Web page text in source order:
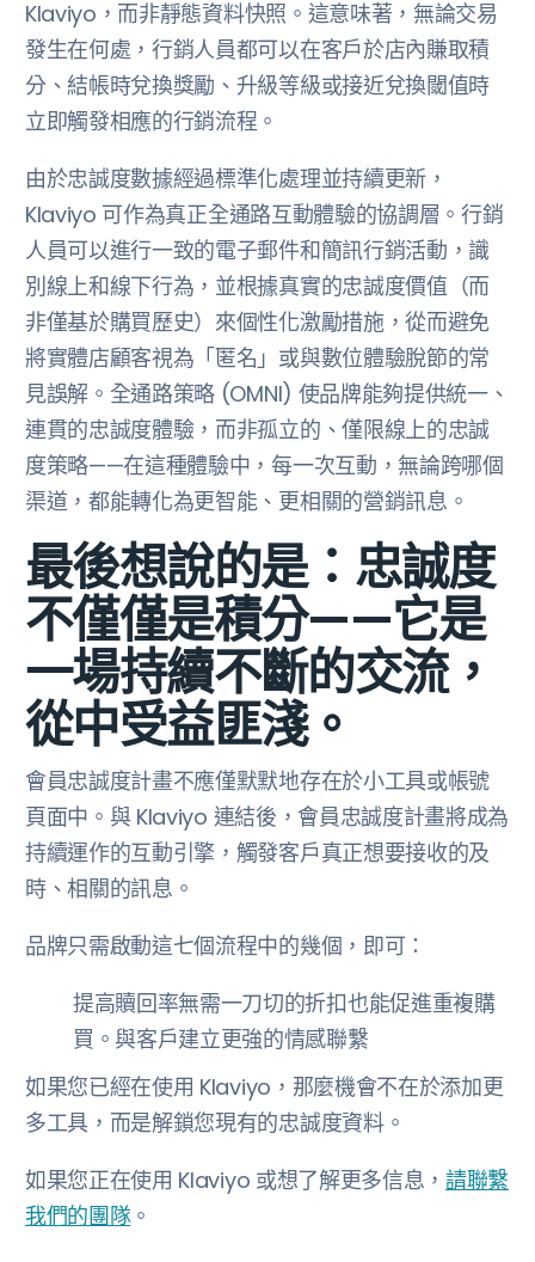
Klaviyo，而非靜態資料快照。這意味著，無論交易
發生在何處，行銷人員都可以在客戶於店內賺取積
分、結帳時兌換獎勵、升級等級或接近兌換閾值時
立即觸發相應的行銷流程。
由於忠誠度數據經過標準化處理並持續更新，
Klaviyo 可作為真正全通路互動體驗的協調層。行銷
人員可以進行一致的電子郵件和簡訊行銷活動，識
別線上和線下行為，並根據真實的忠誠度價值（而
非僅基於購買歷史）來個性化激勵措施，從而避免
將實體店顧客視為「匿名」或與數位體驗脫節的常
見誤解。全通路策略 (OMNI) 使品牌能夠提供統一、
連貫的忠誠度體驗，而非孤立的、僅限線上的忠誠
度策略——在這種體驗中，每一次互動，無論跨哪個
渠道，都能轉化為更智能、更相關的營銷訊息。
最後想說的是：忠誠度
不僅僅是積分——它是
一場持續不斷的交流，
從中受益匪淺。
會員忠誠度計畫不應僅默默地存在於小工具或帳號
頁面中。與 Klaviyo 連結後，會員忠誠度計畫將成為
持續運作的互動引擎，觸發客戶真正想要接收的及
時、相關的訊息。
品牌只需啟動這七個流程中的幾個，即可：
提高贖回率無需一刀切的折扣也能促進重複購
買。與客戶建立更強的情感聯繫
如果您已經在使用 Klaviyo，那麼機會不在於添加更
多工具，而是解鎖您現有的忠誠度資料。
如果您正在使用 Klaviyo 或想了解更多信息， 請聯繫
我們的團隊。